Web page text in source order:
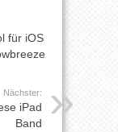
für iOS
Nächster:
iPad
Band